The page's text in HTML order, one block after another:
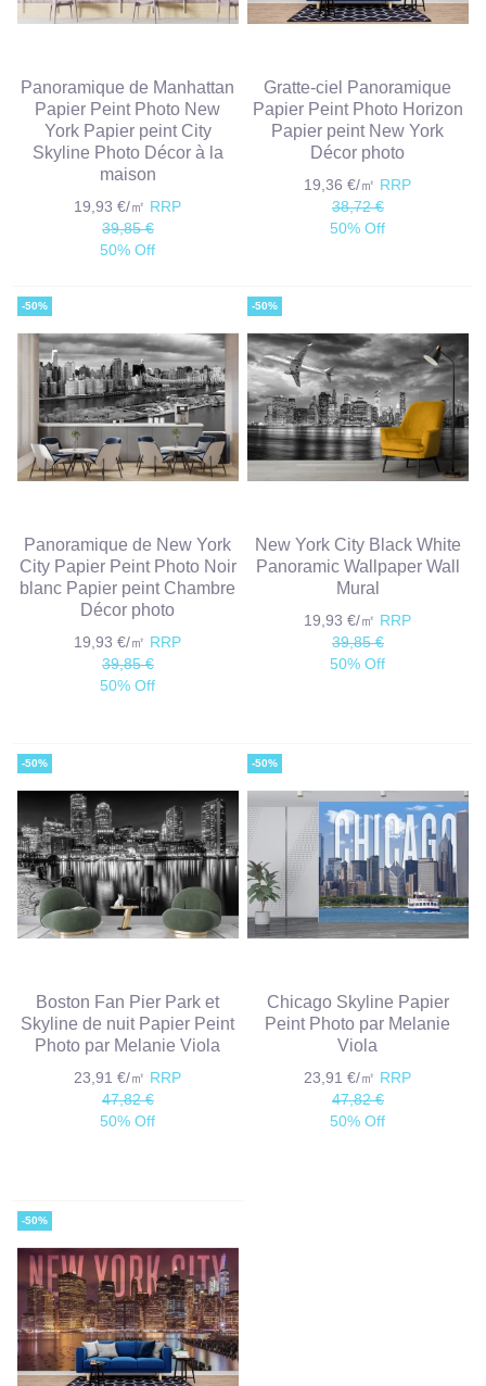
Panoramique de Manhattan
Papier Peint Photo New
York Papier peint City
Skyline Photo Décor à la
maison
19,93 €/㎡ RRP
39,85 €
50% Off
Gratte-ciel Panoramique
Papier Peint Photo Horizon
Papier peint New York
Décor photo
19,36 €/㎡ RRP
38,72 €
50% Off
-50%
Panoramique de New York
City Papier Peint Photo Noir
blanc Papier peint Chambre
Décor photo
19,93 €/㎡ RRP
39,85 €
50% Off
-50%
New York City Black White
Panoramic Wallpaper Wall
Mural
19,93 €/㎡ RRP
39,85 €
50% Off
-50%
Boston Fan Pier Park et
Skyline de nuit Papier Peint
Photo par Melanie Viola
23,91 €/㎡ RRP
47,82 €
50% Off
-50%
Chicago Skyline Papier
Peint Photo par Melanie
Viola
23,91 €/㎡ RRP
47,82 €
50% Off
-50%